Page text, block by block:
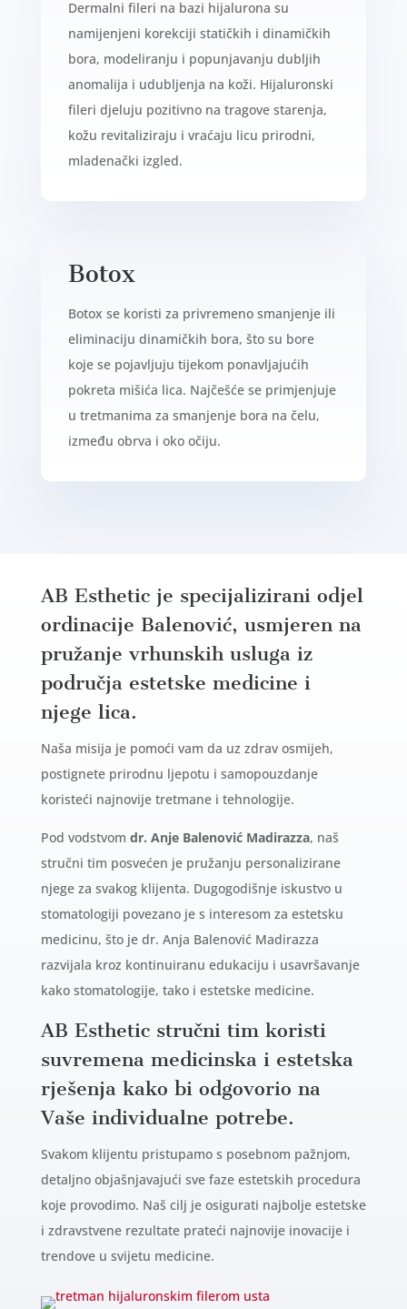
Dermalni fileri na bazi hijalurona su
namijenjeni korekciji statičkih i dinamičkih
bora, modeliranju i popunjavanju dubljih
anomalija i udubljenja na koži. Hijaluronski
fileri djeluju pozitivno na tragove starenja,
kožu revitaliziraju i vraćaju licu prirodni,
mladenački izgled.
Botox
Botox se koristi za privremeno smanjenje ili
eliminaciju dinamičkih bora, što su bore
koje se pojavljuju tijekom ponavljajućih
pokreta mišića lica. Najčešće se primjenjuje
u tretmanima za smanjenje bora na čelu,
između obrva i oko očiju.
AB Esthetic je specijalizirani odjel
ordinacije Balenović, usmjeren na
pružanje vrhunskih usluga iz
područja estetske medicine i
njege lica.
Naša misija je pomoći vam da uz zdrav osmijeh,
postignete prirodnu ljepotu i samopouzdanje
koristeći najnovije tretmane i tehnologije.
Pod vodstvom dr. Anje Balenović Madirazza, naš
stručni tim posvećen je pružanju personalizirane
njege za svakog klijenta. Dugogodišnje iskustvo u
stomatologiji povezano je s interesom za estetsku
medicinu, što je dr. Anja Balenović Madirazza
razvijala kroz kontinuiranu edukaciju i usavršavanje
kako stomatologije, tako i estetske medicine.
AB Esthetic stručni tim koristi
suvremena medicinska i estetska
rješenja kako bi odgovorio na
Vaše individualne potrebe.
Svakom klijentu pristupamo s posebnom pažnjom,
detaljno objašnjavajući sve faze estetskih procedura
koje provodimo. Naš cilj je osigurati najbolje estetske
i zdravstvene rezultate prateći najnovije inovacije i
trendove u svijetu medicine.